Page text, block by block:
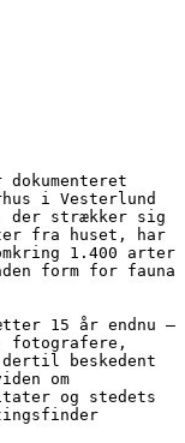
dokumenteret
i Vesterlund
der strækker sig
fra huset, har
1.400 arter
form for fauna
15 år endnu –
fotografere,
beskedent
om
og stedets